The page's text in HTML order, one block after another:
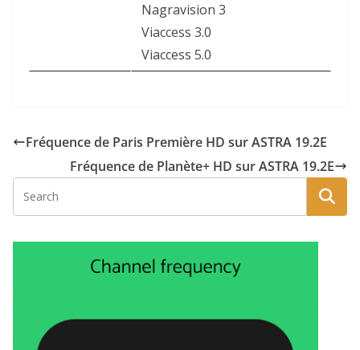
Nagravision 3
Viaccess 3.0
Viaccess 5.0
Fréquence de Paris Première HD sur ASTRA 19.2E
Fréquence de Planète+ HD sur ASTRA 19.2E